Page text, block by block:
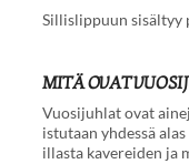
Sillislippuun sisältyy
MITÄ OVAT
Vuosijuhlat ovat
istutaan yhdessä
illasta kavereiden ja